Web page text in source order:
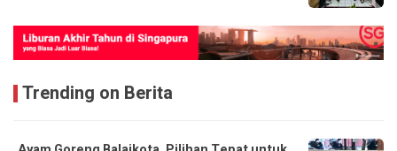
Trending on Berita